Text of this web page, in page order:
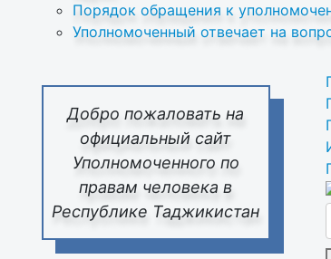
Порядок обращения к
Уполномоченный отвечает на
Добро пожаловать на
официальный сайт
Уполномоченного по
правам человека в
Республике Таджикистан